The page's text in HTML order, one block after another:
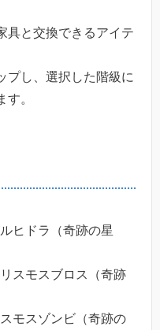
具と交換できるアイテ
プし、選択した階級に
。
ヒドラ（奇跡の星
スモスブロス（奇跡
モスゾンビ（奇跡の